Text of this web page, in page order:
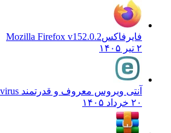
فایرفاکس Mozilla Firefox v152.0.2
آنتی ویروس معروف و قدرتمند NOD32Antivirus